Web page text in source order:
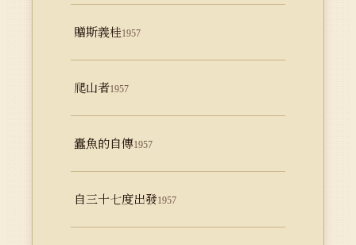
贈斯義桂1957
爬山者1957
蠹魚的自傳1957
自三十七度出發1957